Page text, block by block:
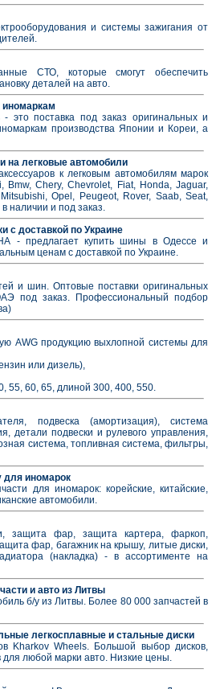
и системы зажигания от
СТО, которые смогут обеспечить
деталей на авто.
иномаркам
это поставка под заказ оригинальных и
производства Японии и Кореи, а
на легковые автомобили
к легковым автомобилям марок
Bmw, Chery, Chevrolet, Fiat, Honda, Jaguar,
Opel, Peugeot, Rover, Saab, Seat,
наличии и под заказ.
доставкой по Украине
- предлагает купить шины в Одессе и
ценам с доставкой по Украине.
и шин. Оптовые поставки оригинальных
под заказ. Профессиональный подбор
AWG продукцию выхлопной системы для
или дизель),
55, 60, 65, длиной 300, 400, 550.
подвеска (амортизация), система
детали подвески и рулевого управления,
система, топливная система, фильтры,
для иномарок
для иномарок: корейские, китайские,
автомобили.
защита фар, защита картера, фаркоп,
фар, багажник на крышу, литые диски,
(накладка) - в ассортименте на
и авто из Литвы
б/у из Литвы. Более 80 000 запчастей в
легкосплавные и стальные диски
Kharkov Wheels. Большой выбор дисков,
для любой марки авто. Низкие цены.